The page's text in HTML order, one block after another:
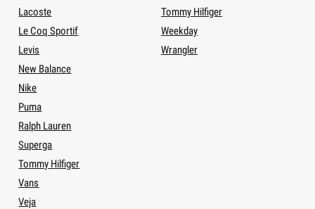
Lacoste
Le Coq Sportif
Levis
New Balance
Nike
Puma
Ralph Lauren
Superga
Tommy Hilfiger
Vans
Veja
Tommy Hilfiger
Weekday
Wrangler